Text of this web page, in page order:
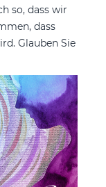
so, dass wir
dass
Glauben Sie